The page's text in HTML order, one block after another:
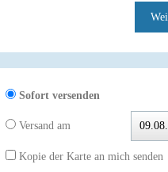
Sofort versenden
Versand am
Kopie der Karte an mich senden